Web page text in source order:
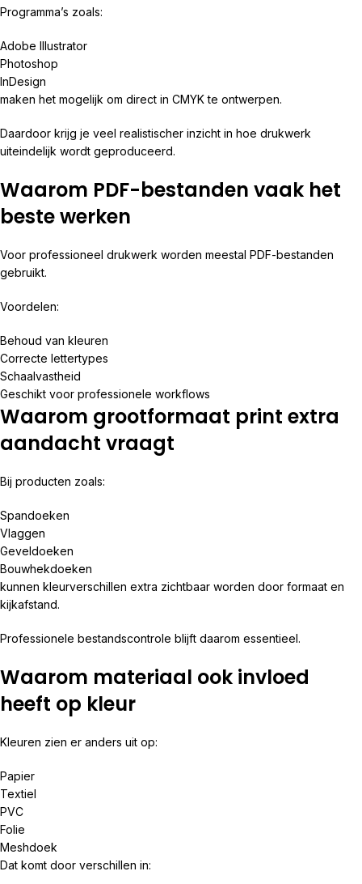
Programma’s zoals:
Adobe Illustrator
Photoshop
InDesign
maken het mogelijk om direct in CMYK te ontwerpen.
Daardoor krijg je veel realistischer inzicht in hoe drukwerk
uiteindelijk wordt geproduceerd.
Waarom PDF-bestanden vaak het
beste werken
Voor professioneel drukwerk worden meestal PDF-bestanden
gebruikt.
Voordelen:
Behoud van kleuren
Correcte lettertypes
Schaalvastheid
Geschikt voor professionele workflows
Waarom grootformaat print extra
aandacht vraagt
Bij producten zoals:
Spandoeken
Vlaggen
Geveldoeken
Bouwhekdoeken
kunnen kleurverschillen extra zichtbaar worden door formaat en
kijkafstand.
Professionele bestandscontrole blijft daarom essentieel.
Waarom materiaal ook invloed
heeft op kleur
Kleuren zien er anders uit op:
Papier
Textiel
PVC
Folie
Meshdoek
Dat komt door verschillen in: